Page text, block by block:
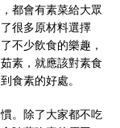
都會有素菜給大眾
很多原材料選擇
不少飲食的樂趣，
素，就應該對素食
食素的好處。
。除了大家都不吃